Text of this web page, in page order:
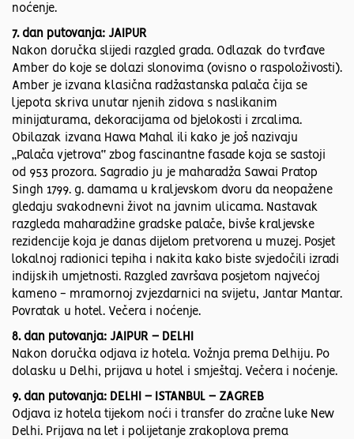
noćenje.
7. dan putovanja: JAIPUR
Nakon doručka slijedi razgled grada. Odlazak do tvrđave
Amber do koje se dolazi slonovima (ovisno o raspoloživosti).
Amber je izvana klasična radžastanska palača čija se
ljepota skriva unutar njenih zidova s naslikanim
minijaturama, dekoracijama od bjelokosti i zrcalima.
Obilazak izvana Hawa Mahal ili kako je još nazivaju
„Palača vjetrova“ zbog fascinantne fasade koja se sastoji
od 953 prozora. Sagradio ju je maharadža Sawai Pratop
Singh 1799. g. damama u kraljevskom dvoru da neopažene
gledaju svakodnevni život na javnim ulicama. Nastavak
razgleda maharadžine gradske palače, bivše kraljevske
rezidencije koja je danas dijelom pretvorena u muzej. Posjet
lokalnoj radionici tepiha i nakita kako biste svjedočili izradi
indijskih umjetnosti. Razgled završava posjetom najvećoj
kameno - mramornoj zvjezdarnici na svijetu, Jantar Mantar.
Povratak u hotel. Večera i noćenje.
8. dan putovanja: JAIPUR – DELHI
Nakon doručka odjava iz hotela. Vožnja prema Delhiju. Po
dolasku u Delhi, prijava u hotel i smještaj. Večera i noćenje.
9. dan putovanja: DELHI – ISTANBUL – ZAGREB
Odjava iz hotela tijekom noći i transfer do zračne luke New
Delhi. Prijava na let i polijetanje zrakoplova prema